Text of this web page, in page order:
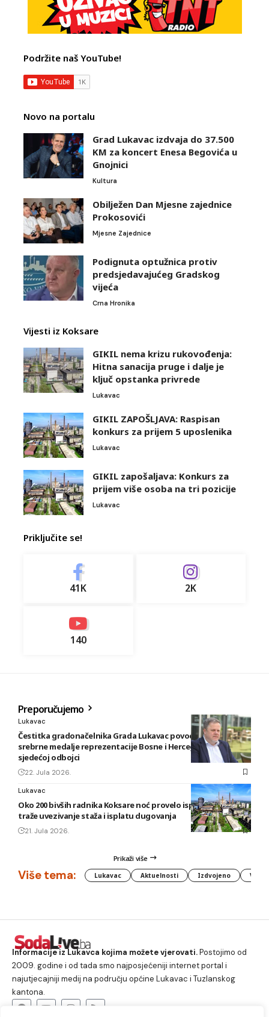
Podržite naš YouTube!
Novo na portalu
Grad Lukavac izdvaja do 37.500
KM za koncert Enesa Begovića u
Gnojnici
Kultura
Obilježen Dan Mjesne zajednice
Prokosovići
Mjesne Zajednice
Podignuta optužnica protiv
predsjedavajućeg Gradskog
vijeća
Crna Hronika
Vijesti iz Koksare
GIKIL nema krizu rukovođenja:
Hitna sanacija pruge i dalje je
ključ opstanka privrede
Lukavac
GIKIL ZAPOŠLJAVA: Raspisan
konkurs za prijem 5 uposlenika
Lukavac
GIKIL zapošaljava: Konkurs za
prijem više osoba na tri pozicije
Lukavac
Priključite se!
41K 2K
140
Preporučujemo
Lukavac
Čestitka gradonačelnika Grada Lukavac povodom osvajanja
srebrne medalje reprezentacije Bosne i Hercegovine u
sjedećoj odbojci
22. Jula 2026.
Lukavac
Oko 200 bivših radnika Koksare noć provelo ispred fabrike,
traže uvezivanje staža i isplatu dugovanja
21. Jula 2026.
Prikaži više
Više tema: Lukavac Aktuelnosti Izdvojeno
Informacije iz Lukavca kojima možete vjerovati.Postojimo od
2009. godine i od tada smo najposjećeniji internet portal i
najutjecajniji medij na području općine Lukavac i Tuzlanskog
kantona.